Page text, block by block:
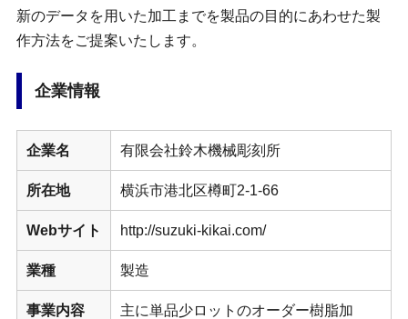
新のデータを用いた加工までを製品の目的にあわせた製
作方法をご提案いたします。
企業情報
企業名 有限会社鈴木機械彫刻所
所在地 横浜市港北区樽町2-1-66
Webサイト http://suzuki-kikai.com/
業種 製造
事業内容
主に単品少ロットのオーダー樹脂加